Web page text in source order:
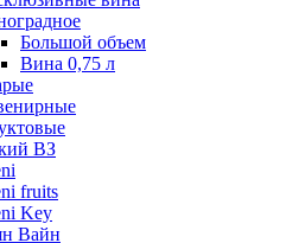
Большой объем
Вина 0,75 л
ВЗ
fruits
Key
Вайн